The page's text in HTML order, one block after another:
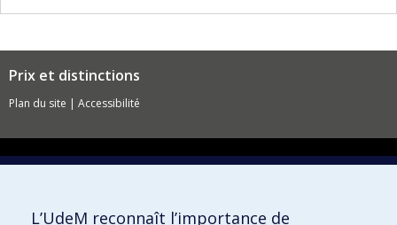
Prix et distinctions
Plan du site | Accessibilité
Confidentialité
L’UdeM reconnaît l’importance de